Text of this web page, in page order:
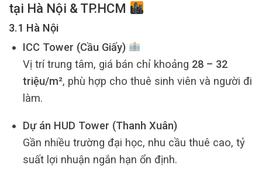
tại Hà Nội & TP.HCM
3.1 Hà Nội
ICC Tower (Cầu Giấy)
Vị trí trung tâm, giá bán chỉ khoảng 28 – 32
triệu/m², phù hợp cho thuê sinh viên và người đi
làm.
Dự án HUD Tower (Thanh Xuân)
Gần nhiều trường đại học, nhu cầu thuê cao, tỷ
suất lợi nhuận ngắn hạn ổn định.